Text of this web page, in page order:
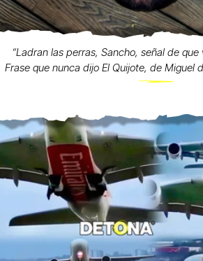
“Ladran las perras, Sancho, señal de
Frase que nunca dijo El Quijote, de Miguel